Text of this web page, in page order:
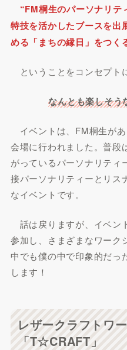
“FM桐生のパーソナリテ
特技を活かしたブースを出
める「まちの縁日」をつく
ということをコンセプト
なんとも楽しそう
イベントは、FM桐生が
会場に行われました。普段
がっているパーソナリティ
接パーソナリティーとリス
なイベントです。
話は戻りますが、イベン
参加し、さまざまなワーク
中でも僕の中で印象的だっ
します！
レザークラフトワ
「T☆CRAFT」